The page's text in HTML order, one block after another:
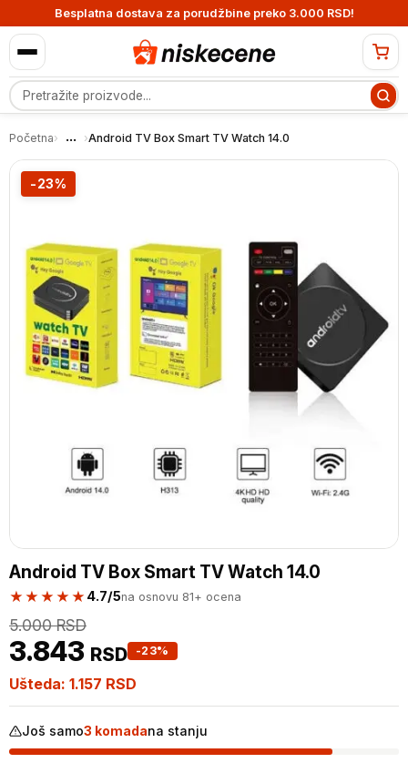
Besplatna dostava za porudžbine preko 3.000 RSD!
Pretraga proizvoda
Početna› ... ›Android TV Box Smart TV Watch 14.0
-23%
Android TV Box Smart TV Watch 14.0
★★★★★ 4.7/5na osnovu 81+ ocena
-23%
3.843 RSD
5.000RSD
Ušteda: 1.157 RSD
Još samo3 komadana stanju